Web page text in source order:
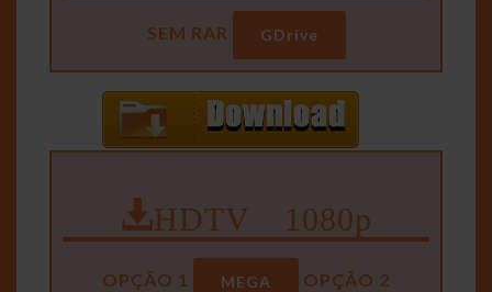
SEM RAR GDrive
HDTV 1080p
OPÇÃO 1 MEGA OPÇÃO 2